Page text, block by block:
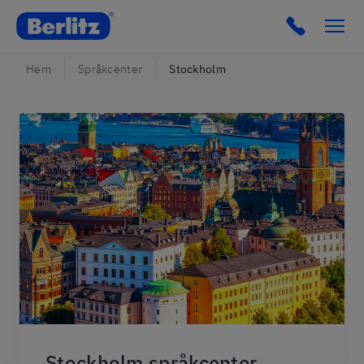
Berlitz SE Click to
Hem Språkcenter Stockholm